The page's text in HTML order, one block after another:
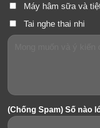
– Đa năng, có thể hâm
– Tiết kiệm thời gian,
sáng màu xanh lam.
– Thiết kế tiện lợi, có
Máy hâm sữa và
Tai nghe thai nhi
(Chống Spam) Số nào